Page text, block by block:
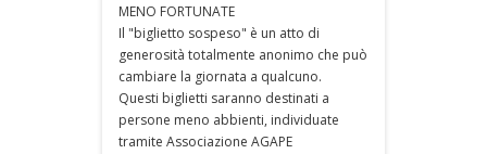
MENO FORTUNATE
Il "biglietto sospeso" è un atto di
generosità totalmente anonimo che può
cambiare la giornata a qualcuno.
Questi biglietti saranno destinati a
persone meno abbienti, individuate
tramite Associazione AGAPE